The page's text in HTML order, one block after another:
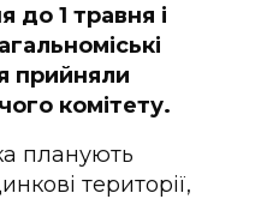
до 1 травня і
прийняли
комітету.
планують
території,